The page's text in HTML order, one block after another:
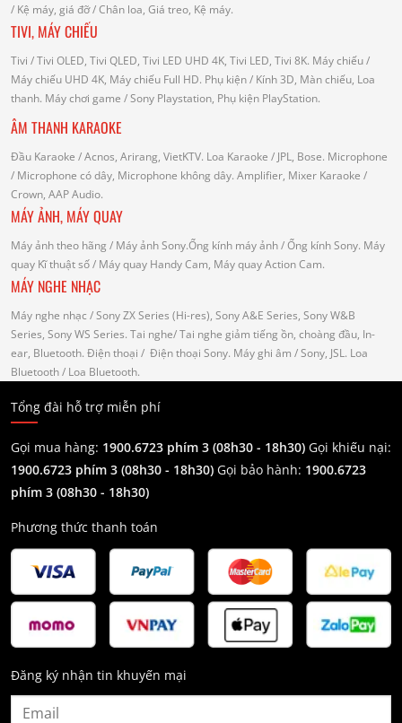
/ Kệ máy, giá đỡ/ Chân loa, Giá treo, Kệ máy.
TIVI, MÁY CHIẾU
Tivi / Tivi OLED, Tivi QLED, Tivi LED UHD 4K, Tivi LED, Tivi 8K. Máy chiếu/
Máy chiếu UHD 4K, Máy chiếu Full HD. Phụ kiện/ Kính 3D, Màn chiếu, Loa
thanh. Máy chơi game / Sony Playstation, Phụ kiện PlayStation.
ÂM THANH KARAOKE
Đầu Karaoke / Acnos, Arirang, VietKTV. Loa Karaoke / JPL, Bose. Microphone
/ Microphone có dây, Microphone không dây. Amplifier, Mixer Karaoke /
Crown, AAP Audio.
MÁY ẢNH, MÁY QUAY
Máy ảnh theo hãng / Máy ảnh Sony.Ống kính máy ảnh / Ống kính Sony. Máy
quay Kĩ thuật số/ Máy quay Handy Cam, Máy quay Action Cam.
MÁY NGHE NHẠC
Máy nghe nhạc / Sony ZX Series (Hi-res), Sony A&E Series, Sony W&B
Series, Sony WS Series. Tai nghe/ Tai nghe giảm tiếng ồn, choàng đầu, In-
ear, Bluetooth. Điện thoại / Điện thoại Sony. Máy ghi âm / Sony, JSL. Loa
Bluetooth/ Loa Bluetooth.
Tổng đài hỗ trợ miễn phí
Gọi mua hàng: 1900.6723 phím 3 (08h30 - 18h30) Gọi khiếu nại:
1900.6723 phím 3 (08h30 - 18h30) Gọi bảo hành: 1900.6723
phím 3 (08h30 - 18h30)
Phương thức thanh toán
Đăng ký nhận tin khuyến mại